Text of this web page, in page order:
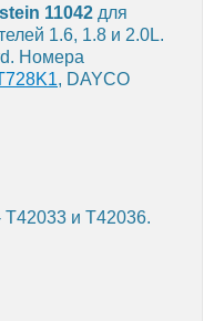
11042 для
1.6, 1.8 и 2.0L.
Номера
, DAYCO
и T42036.